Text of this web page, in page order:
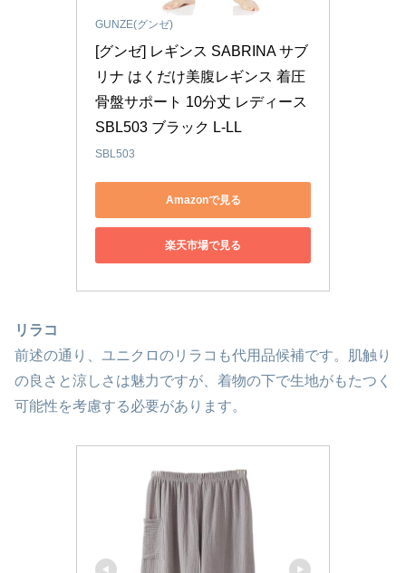
GUNZE(グンゼ)
[グンゼ] レギンス SABRINA サブ
リナ はくだけ美腹レギンス 着圧
骨盤サポート 10分丈 レディース
SBL503 ブラック L-LL
SBL503
Amazonで見る
楽天市場で見る
リラコ
前述の通り、ユニクロのリラコも代用品候補です。肌触り
の良さと涼しさは魅力ですが、着物の下で生地がもたつく
可能性を考慮する必要があります。